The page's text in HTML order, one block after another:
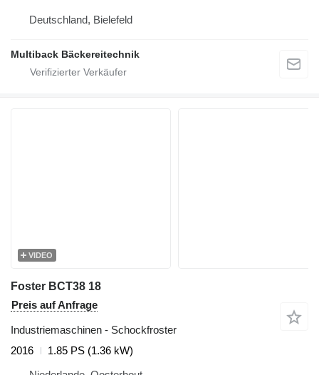
Deutschland, Bielefeld
Multiback Bäckereitechnik
VIDEO
Foster BCT38 18
Preis auf Anfrage
Industriemaschinen - Schockfroster
2016
1.85 PS (1.36 kW)